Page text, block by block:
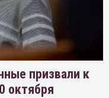
призвали к
октября